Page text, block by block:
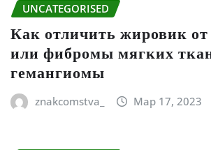
UNCATEGORISED
Как отличить жировик
или фибромы мягких
гемангиомы
znakcomstva_ Мар 17, 2023